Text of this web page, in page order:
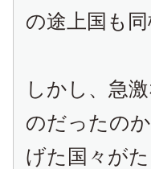
の途上国も同
しかし、急
のだったの
げた国々が